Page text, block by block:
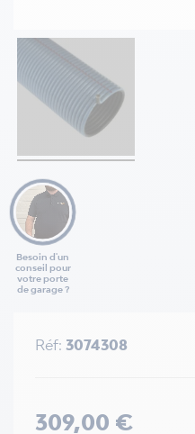
Besoin d'un
conseil pour
votre porte
de garage ?
Réf: 3074308
309,00 €